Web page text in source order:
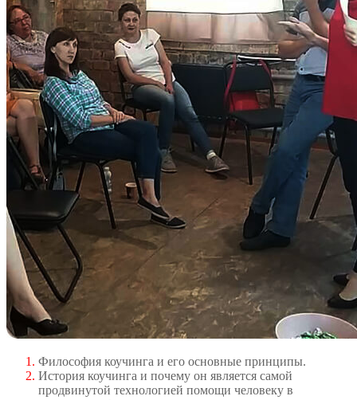
Философия коучинга и его основные принципы.
История коучинга и почему он является самой
продвинутой технологией помощи человеку в